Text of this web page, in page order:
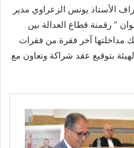
الأستاذ يونس الزعراوي مدير
” رقمنة قطاع العدالة بين
مداخلتها آخر فقرة من فقرات
بتوقيع عقد شراكة وتعاون مع